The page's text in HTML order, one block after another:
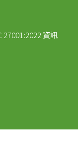
27001:2022 資訊